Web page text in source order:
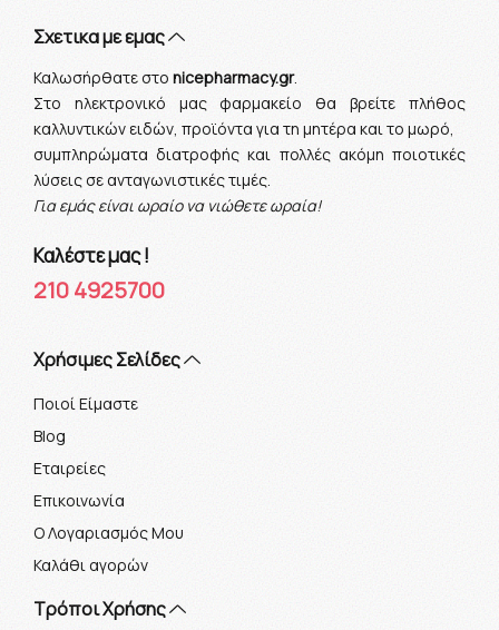
Σχετικα με εμας
Καλωσήρθατε στο nicepharmacy.gr.
Στο ηλεκτρονικό μας φαρμακείο θα βρείτε πλήθος
καλλυντικών ειδών, προϊόντα για τη μητέρα και το μωρό,
συμπληρώματα διατροφής και πολλές ακόμη ποιοτικές
λύσεις σε ανταγωνιστικές τιμές.
Για εμάς είναι ωραίο να νιώθετε ωραία!
Καλέστε μας !
210 4925700
Xρήσιμες Σελίδες
Ποιοί Είμαστε
Blog
Εταιρείες
Επικοινωνία
Ο Λογαριασμός Μου
Καλάθι αγορών
Τρόποι Χρήσης